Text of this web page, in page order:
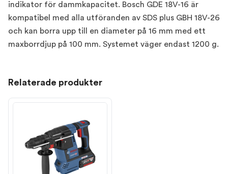
indikator för dammkapacitet. Bosch GDE 18V-16 är
kompatibel med alla utföranden av SDS plus GBH 18V-26
och kan borra upp till en diameter på 16 mm med ett
maxborrdjup på 100 mm. Systemet väger endast 1200 g.
Relaterade produkter